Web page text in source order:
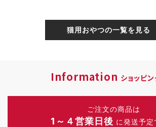
猫用おやつの一覧を見る
Information ショッピ
ご注文の商品は
1～４営業日後 に発送予定